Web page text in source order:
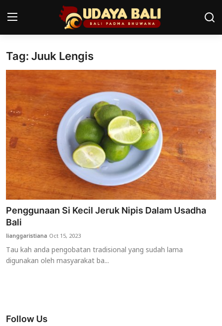
Home
Pura
Desa Adat
Tradisi
Kearifan lokal
Alam Bali
Seni
Kisah
Usadha
Indonesia
Tag: Juuk Lengis
Penggunaan Si Kecil Jeruk Nipis Dalam Usadha
Bali
lianggaristiana Oct 15, 2023
Tau kah anda pengobatan tradisional yang sudah lama
digunakan oleh masyarakat ba...
Follow Us